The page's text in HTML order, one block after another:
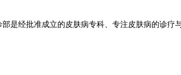
是经批准成立的皮肤病专科、专注皮肤病的诊疗